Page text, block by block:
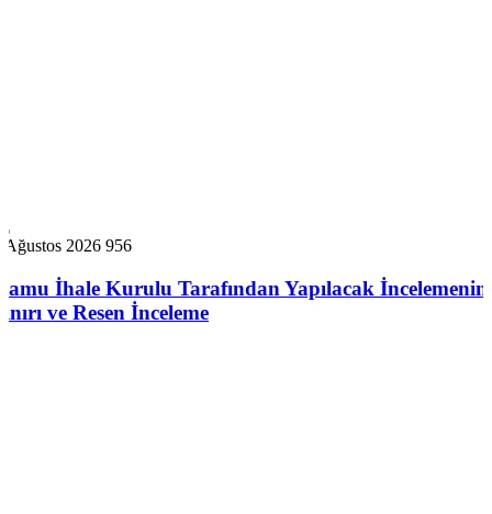
Ağustos 2026 956
İhale Kurulu Tarafından Yapılacak İncelemenin
ve Resen İnceleme